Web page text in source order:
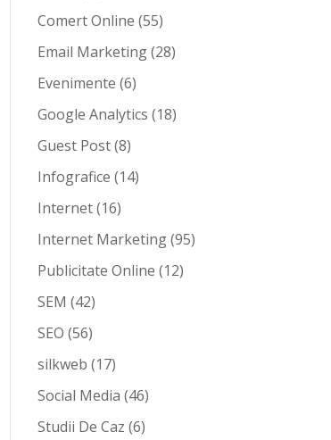
Comert Online (55)
Email Marketing(28)
Evenimente (6)
Google Analytics (18)
Guest Post(8)
Infografice (14)
Internet(16)
Internet Marketing(95)
Publicitate Online (12)
SEM (42)
SEO (56)
silkweb (17)
Social Media (46)
Studii De Caz (6)